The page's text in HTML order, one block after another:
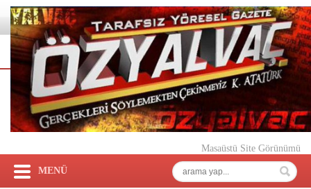
Masaüstü Site Görünümü
MENÜ